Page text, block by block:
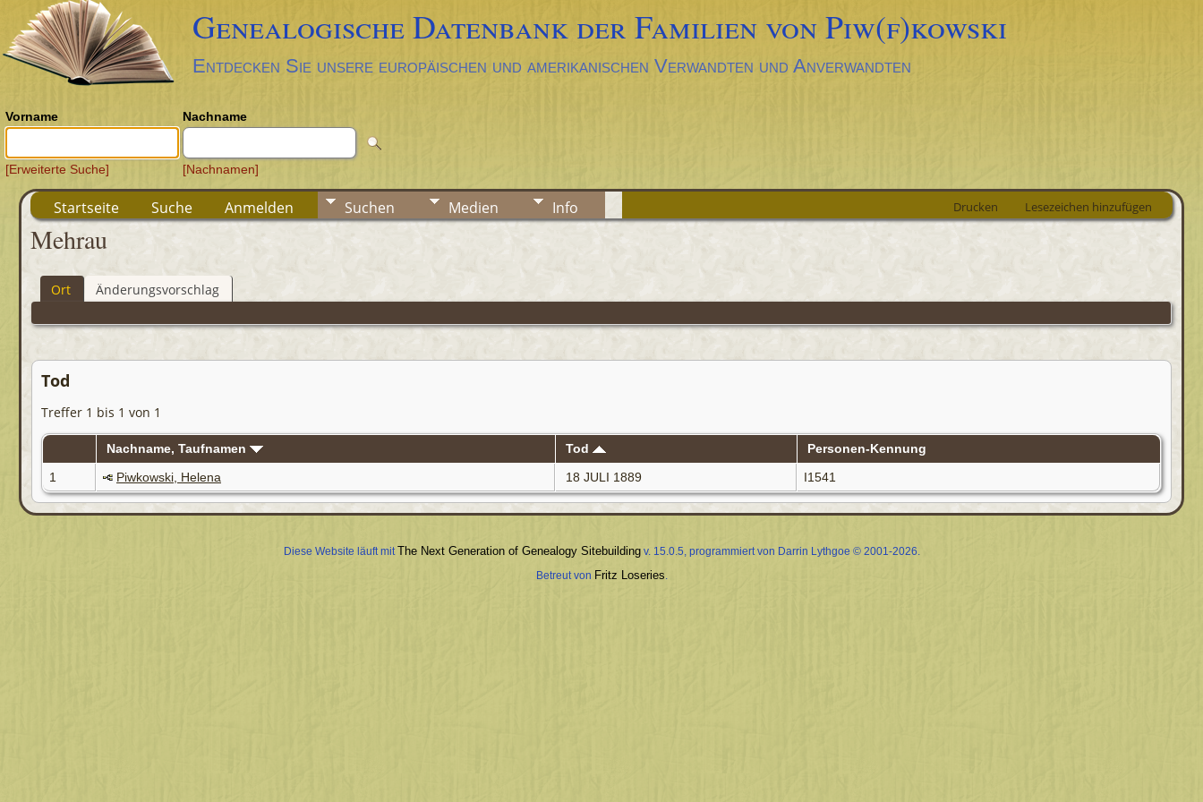
Genealogische Datenbank der Familien von Piw(f)kowski
Entdecken Sie unsere europäischen und amerikanischen Verwandten und Anverwandten
Vorname Nachname
[Erweiterte Suche] [Nachnamen]
Startseite Suche Anmelden Suchen Medien Info Drucken Lesezeichen hinzufügen
Mehrau
Ort Änderungsvorschlag
Tod
Treffer 1 bis 1 von 1
Nachname, Taufnamen Tod
Personen-Kennung
1
Piwkowski, Helena 18 JULI 1889 I1541
Diese Website läuft mitThe Next Generation of Genealogy Sitebuildingv. 15.0.5, programmiert von Darrin Lythgoe © 2001-2026.
Betreut von Fritz Loseries.